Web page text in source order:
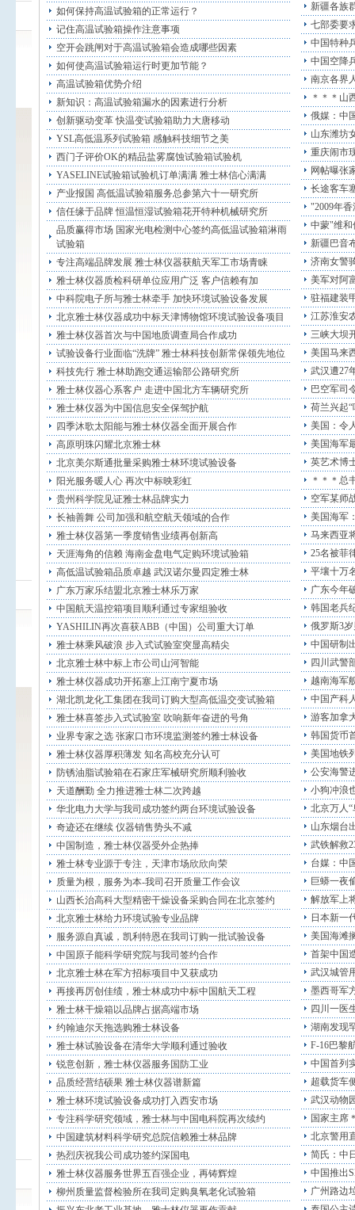
如何保持高温试验箱的正常运行？
记住高温试验箱操作注意事项
空开会跳闸对于高温试验箱会造成哪些因素
如何使高温试验箱运行时更加节能？
高温试验箱优势介绍
新知识：高温试验箱漏水的因素进行分析
创新驱动变革 快温变试验箱助力大唐移动
YSL高低温系列试验箱 感触科技细节之美
西门子评价OK的精品盐雾腐蚀试验箱试验机
YASELINE试验箱试验机订单满满 雅士林信心满满
产业报国 高低温试验箱服务总参第六十一研究所
信任缘于品牌 恒温恒湿试验箱花开特种机械研究所
品质赢得市场 国家光电检测中心签约高低温试验箱淋雨
试验箱
专注高端品牌发展 雅士林仪器获航天军工市场青睐
雅士林仪器质检科研单位应用广泛 客户信赖有加
中科院电子所与雅士林牵手 加快环境试验设备发展
北京雅士林仪器成功中标天津博物馆环境试验设备项目
雅士林仪器首次与中国地质调查局合作成功
试验设备行业面临“洗牌” 雅士林科技创新常保领先地位
科技先行 雅士林助跑交通运输部公路研究所
雅士林仪器心系客户 走进中国北方车辆研究所
雅士林仪器为中国信息安全保驾护航
四季沐歌太阳能与雅士林仪器全面开展合作
高原明珠闪耀北京雅士林
北京美尔斯通批量采购雅士林环境试验设备
阳光服务暖人心 再次中标映彩虹
贵州科学院见证雅士林品牌实力
长袖善舞 公司加强和航空航天领域的合作
雅士林仪器第一季度销售业绩再创新高
天涯海角的信赖 海南金盘电气定购环境试验箱
高低温试验箱品质卓越 武汉诺尔曼四定雅士林
广东万家乐结盟北京雅士林乐万家
中国航天温控箱项目顺利通过专家组验收
YASHILIN再次喜获ABB（中国）公司重大订单
雅士林乘风破浪 步入式试验室突显高精尖
北京雅士林中标上市公司山河智能
雅士林仪器成功开拓塞上江南宁夏市场
湖北凯龙化工集团在我司订购大型高低温交变试验箱
雅士林喜签步入式试验室 吹响新年奋进的号角
业界专家之选 张家口市环境监测签约雅士林设备
雅士林仪器厚积薄发 知名高校充分认可
防锈油脂试验箱在石家庄军械研究所顺利验收
天道酬勤 全力推进雅士林二次跨越
华北电力大学与我司成功签约两台环境试验设备
奇迹还在继续 仪器销售势头不减
中国制造，雅士林仪器受外企热捧
雅士林专业源于专注，天津市场欣欣向荣
质量为根，服务为本-我司召开质量工作会议
山西长治高科大型精密干燥设备采购合同在北京签约
北京雅士林给力环境试验专业品牌
服务源自真诚，凯利特恩在我司订购一批试验设备
中国原子能科学研究院与我司签约合作
北京雅士林在军方招标项目中又获成功
再接再厉创佳绩，雅士林成功中标中国航天工程
雅士林干燥箱以品牌占据高端市场
约翰迪尔天拖选购雅士林设备
雅士林试验设备在清华大学顺利通过验收
锐意创新，雅士林仪器服务国防工业
品质经营结硕果 雅士林仪器谱新篇
雅士林环境试验设备成功打入西安市场
专注科学研究领域，雅士林与中国电科院再次续约
中国建筑材料科学研究总院信赖雅士林品牌
热烈庆祝我公司成功签约深国电
雅士林仪器服务世界五百强企业，再铸辉煌
柳州质量监督检验所在我司定购臭氧老化试验箱
新疆各族
七部委要
中国特种
中国空降
南京各界
＊＊＊山
俄媒：中
山东潍坊
重庆闹市
网帖曝张
长途客车
"2009年
中蒙"维和
新疆巴音
济南女警
美军对阿
驻福建装
江苏淮安
三峡大坝
美国马来
武汉遭27
巴空军司
荷兰兴起
美国：令
美国海军
英艺术博
＊＊＊总
空军某师
美国海军
马来西亚
25名被菲
平壤十万
广东今年
韩国老兵
俄罗斯3
中国研制
四川武警
越南海军
中国产科
游客加拿
韩国货币
美国地铁
公安海警
小狗冲浪
北京万人
山东烟台
武铁解救
台媒：中
巨蟒一夜
解放军上
日本新一
美国海滩
首架中国
武汉城管
墨西哥军
四川一医
湖南发现
F-16巴黎
中国首列
超载货车
武汉动物
国家主席
北京警用
简氏：中
中国推出
广州路边